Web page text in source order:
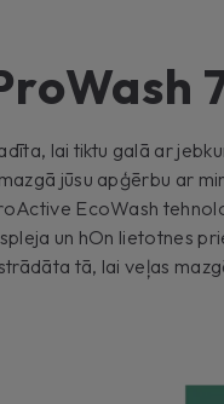
lai tiktu galā ar
jūsu apģērbu ar
EcoWash
un hOn lietotnes
tā, lai veļas